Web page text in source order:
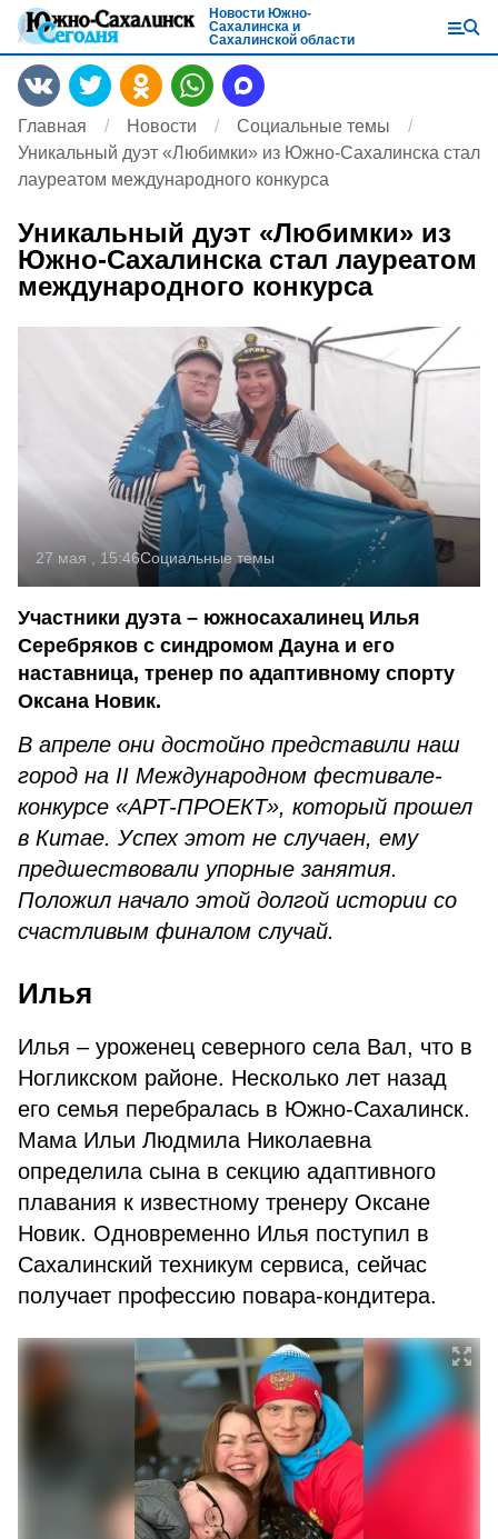
Новости Южно-
Сахалинска и
Сахалинской области
Главная Новости
Социальные темы
Уникальный дуэт «Любимки» из Южно-Сахалинска стал
лауреатом международного конкурса
Уникальный дуэт «Любимки» из
Южно-Сахалинска стал лауреатом
международного конкурса
27 мая , 15:46Социальные темы
Участники дуэта – южносахалинец Илья
Серебряков с синдромом Дауна и его
наставница, тренер по адаптивному спорту
Оксана Новик.
В апреле они достойно представили наш
город на II Международном фестивале-
конкурсе «АРТ-ПРОЕКТ», который прошел
в Китае. Успех этот не случаен, ему
предшествовали упорные занятия.
Положил начало этой долгой истории со
счастливым финалом случай.
Илья
Илья – уроженец северного села Вал, что в
Ногликском районе. Несколько лет назад
его семья перебралась в Южно-Сахалинск.
Мама Ильи Людмила Николаевна
определила сына в секцию адаптивного
плавания к известному тренеру Оксане
Новик. Одновременно Илья поступил в
Сахалинский техникум сервиса, сейчас
получает профессию повара-кондитера.